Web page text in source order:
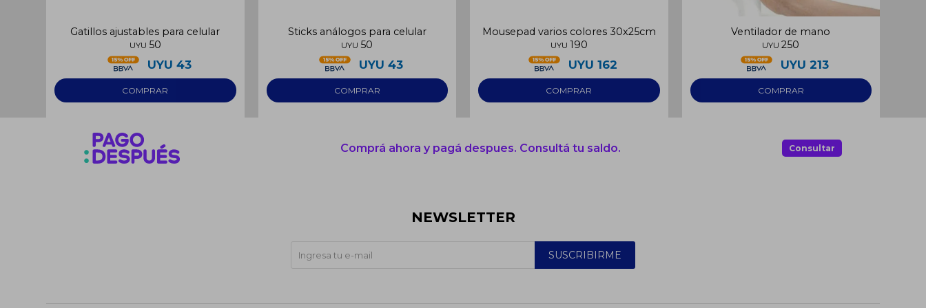
Gatillos ajustables para celular
UYU 50
UYU 43
Sticks análogos para celular
UYU 50
UYU 43
Mousepad varios colores 30x25cm
UYU 190
UYU 162
Ventilador de mano
UYU 250
UYU 213
Comprá ahora y pagá despues. Consultá tu saldo. Consultar
NEWSLETTER
SUSCRIBIRME